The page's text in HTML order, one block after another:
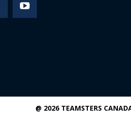
@ 2026 TEAMSTERS